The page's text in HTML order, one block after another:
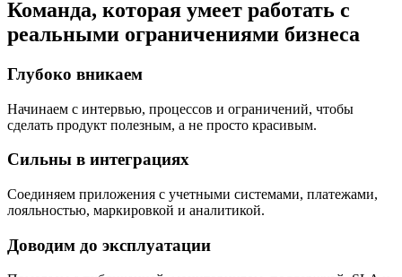
Команда, которая умеет работать с
реальными ограничениями бизнеса
Глубоко вникаем
Начинаем с интервью, процессов и ограничений, чтобы
сделать продукт полезным, а не просто красивым.
Сильны в интеграциях
Соединяем приложения с учетными системами, платежами,
лояльностью, маркировкой и аналитикой.
Доводим до эксплуатации